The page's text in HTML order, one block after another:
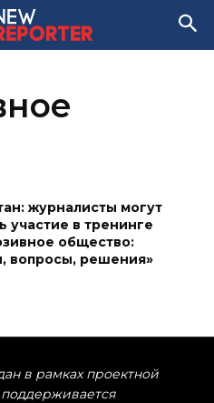
журналисты могут
участие в тренинге
общество:
вопросы, решения»
в рамках проектной